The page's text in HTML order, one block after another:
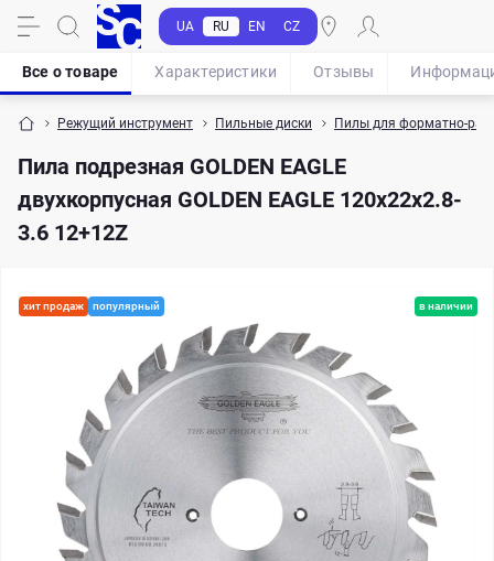
UA RU EN CZ
Режущий инструмент Пильные диски Пилы для форматно-
Пила подрезная GOLDEN EAGLE
двухкорпусная GOLDEN EAGLE 120x22x2.8-
3.6 12+12Z
Все о товаре Характеристики Отзывы
хит продаж популярный в наличии